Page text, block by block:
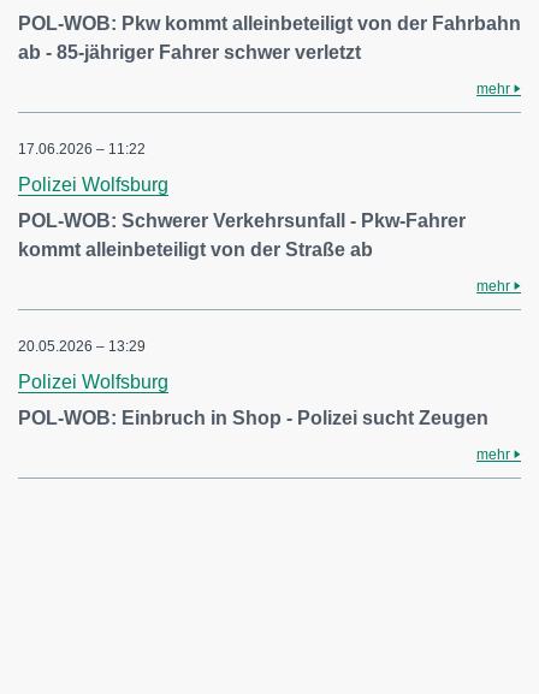
POL-WOB: Pkw kommt alleinbeteiligt von der Fahrbahn
ab - 85-jähriger Fahrer schwer verletzt
mehr
17.06.2026 – 11:22
Polizei Wolfsburg
POL-WOB: Schwerer Verkehrsunfall - Pkw-Fahrer
kommt alleinbeteiligt von der Straße ab
mehr
20.05.2026 – 13:29
Polizei Wolfsburg
POL-WOB: Einbruch in Shop - Polizei sucht Zeugen
mehr